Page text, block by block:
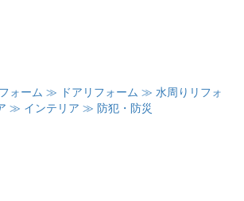
ォーム ≫ ドアリフォーム ≫ 水周りリフォ
≫ インテリア ≫ 防犯・防災